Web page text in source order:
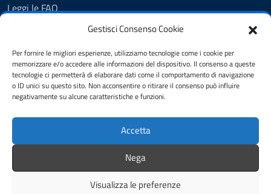
Gestisci Consenso Cookie
Per fornire le migliori esperienze, utilizziamo tecnologie come i cookie per
memorizzare e/o accedere alle informazioni del dispositivo. Il consenso a queste
tecnologie ci permetterà di elaborare dati come il comportamento di navigazione
o ID unici su questo sito. Non acconsentire o ritirare il consenso può influire
negativamente su alcune caratteristiche e funzioni.
Accetta
Nega
Visualizza le preferenze
Leggi le FAQ
Prenotazione appuntamento
Segnalazione disservizio
Richiesta assistenza
Amministrazione trasparente
Albo Pretorio
Informativa privacy
Pubblicità legale
Dichiarazione di accessibilità
Feedback